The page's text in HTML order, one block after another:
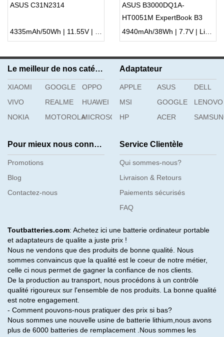
ASUS C31N2314
4335mAh/50Wh | 11.55V | Li-ion ...
ASUS B3000DQ1A-
HT0051M ExpertBook B3
4940mAh/38Wh | 7.7V | Li-ion ...
Le meilleur de nos catégories
XIAOMI GOOGLE
OPPO
VIVO
REALME
HUAWEI
NOKIA
MOTOROLAMICROSOFT
Adaptateur
APPLE ASUS
DELL
MSI
GOOGLE
LENOVO
HP
ACER
Pour mieux nous connaître
Promotions
Blog
Contactez-nous
Service Clientèle
Qui sommes-nous?
Livraison & Retours
Paiements sécurisés
FAQ
Toutbatteries.com: Achetez ici une batterie ordinateur portable
et adaptateurs de qualite a juste prix !
Nous ne vendons que des produits de bonne qualité. Nous
sommes convaincus que la qualité est le coeur de notre métier,
celle ci nous permet de gagner la confiance de nos clients.
De la production au transport, nous procédons à un contrôle
qualité rigoureux sur l'ensemble de nos produits. La bonne qualité
est notre engagement.
- Comment pouvons-nous pratiquer des prix si bas?
Nous sommes une nouvelle usine de batterie lithium,nous avons
plus de 6000 batteries de remplacement .Nous sommes les